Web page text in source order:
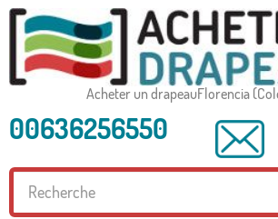
Acheter un drapeauFlorencia
00636256550